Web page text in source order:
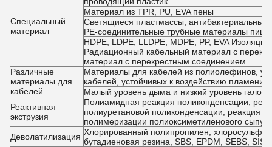
Специальный
материал
Материал из TPR, PU, EVA пены
Светящиеся пластмассы,
PE-соединительные трубные материалы
HDPE, LDPE, LLDPE, MDPE, PP, EVA
Радиационный кабельный материал с
материал с перекрестным соединением
Различные
материалы для
кабелей
Материалы для кабелей из полиолефинов,
кабелей, устойчивых к воздействию
Малый уровень дыма и низкий уровень
Реактивная
экструзия
Полиамидная реакция поликонденсации,
полиуретановой поликонденсации, реакция
полимеризации полиоксиметиленового
Деволатилизация Хлорированный полипропилен,
бутадиеновая резина, SBS, EPDM, SEBS, SIS